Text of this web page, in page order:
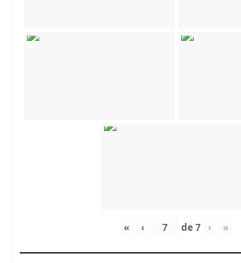
« ‹ de7 › »